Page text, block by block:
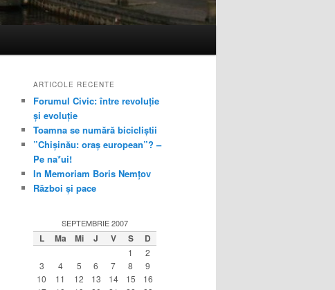
ARTICOLE RECENTE
Forumul Civic: între revoluție
și evoluție
Toamna se numără bicicliștii
”Chișinău: oraș european”? –
Pe na*ui!
In Memoriam Boris Nemțov
Război și pace
SEPTEMBRIE 2007
L Ma Mi J V S D
1
2
3
4 5 6 7 8
9
10
11 12 13 14 15
16